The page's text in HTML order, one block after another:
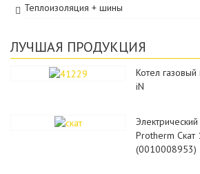
Теплоизоляция + шины
ЛУЧШАЯ ПРОДУКЦИЯ
Котел
iN
Protherm Скат
(0010008953)